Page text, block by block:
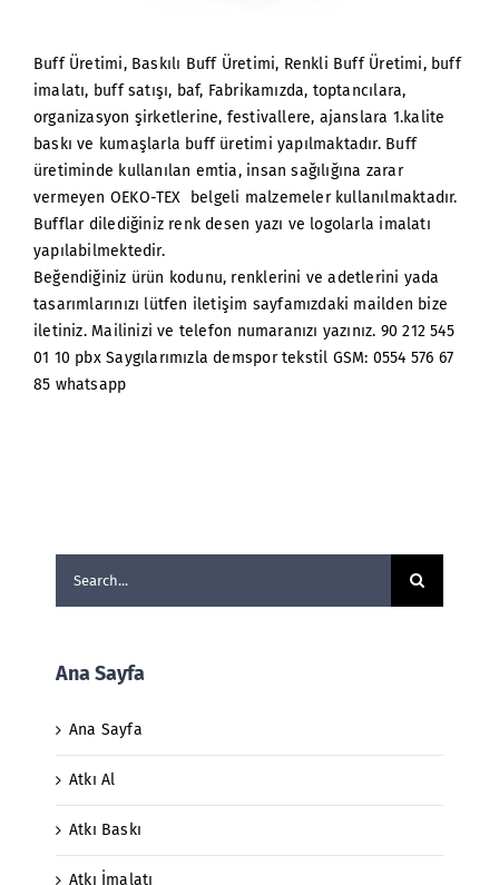
Buff Üretimi, Baskılı Buff Üretimi, Renkli Buff Üretimi, buff
imalatı, buff satışı, baf, Fabrikamızda, toptancılara,
organizasyon şirketlerine, festivallere, ajanslara 1.kalite
baskı ve kumaşlarla buff üretimi yapılmaktadır. Buff
üretiminde kullanılan emtia, insan sağılığına zarar
vermeyen OEKO-TEX belgeli malzemeler kullanılmaktadır.
Bufflar dilediğiniz renk desen yazı ve logolarla imalatı
yapılabilmektedir.
Beğendiğiniz ürün kodunu, renklerini ve adetlerini yada
tasarımlarınızı lütfen iletişim sayfamızdaki mailden bize
iletiniz. Mailinizi ve telefon numaranızı yazınız. 90 212 545
01 10 pbx Saygılarımızla demspor tekstil GSM: 0554 576 67
85 whatsapp
Ana Sayfa
Ana Sayfa
Atkı Al
Atkı Baskı
Atkı İmalatı